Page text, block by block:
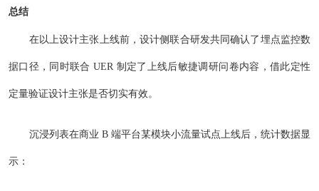
总结
在以上设计主张上线前，设计侧联合研发共同确认了埋点监控数
据口径，同时联合 UER 制定了上线后敏捷调研问卷内容，借此定性
定量验证设计主张是否切实有效。
沉浸列表在商业 B 端平台某模块小流量试点上线后，统计数据显
示：